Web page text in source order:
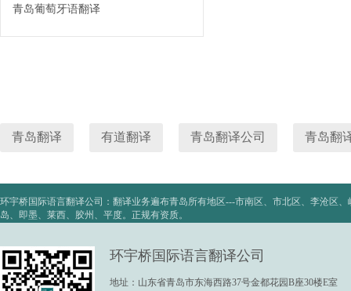
青岛葡萄牙语翻译
青岛翻译 有道翻译 青岛翻译公司 青岛翻
环宇桥国际语言翻译公司：翻译业务遍布青岛所有地区---市南区、市北区、李沧区
岛、即墨、莱西、胶州、平度。正规有资质。
环宇桥国际语言翻译公司
地址：山东省青岛市东海西路37号金都花园B座30楼E室